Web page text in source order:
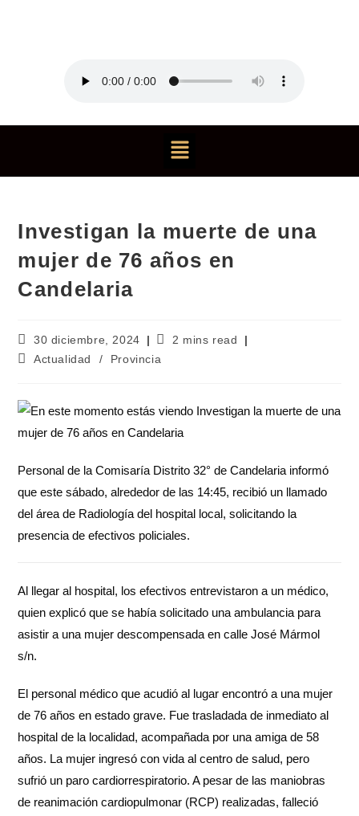
Investigan la muerte de una
mujer de 76 años en
Candelaria
30 diciembre, 2024
2 mins read
Actualidad
/ Provincia
Personal de la Comisaría Distrito 32° de Candelaria informó
que este sábado, alrededor de las 14:45, recibió un llamado
del área de Radiología del hospital local, solicitando la
presencia de efectivos policiales.
Al llegar al hospital, los efectivos entrevistaron a un médico,
quien explicó que se había solicitado una ambulancia para
asistir a una mujer descompensada en calle José Mármol
s/n.
El personal médico que acudió al lugar encontró a una mujer
de 76 años en estado grave. Fue trasladada de inmediato al
hospital de la localidad, acompañada por una amiga de 58
años. La mujer ingresó con vida al centro de salud, pero
sufrió un paro cardiorrespiratorio. A pesar de las maniobras
de reanimación cardiopulmonar (RCP) realizadas, falleció